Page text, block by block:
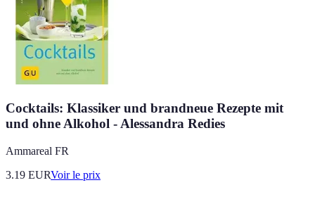
Cocktails: Klassiker und brandneue Rezepte mit
und ohne Alkohol - Alessandra Redies
Ammareal FR
3.19 EURVoir le prix